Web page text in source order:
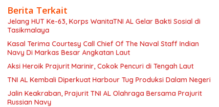
Berita Terkait
Jelang HUT Ke-63, Korps WanitaTNI AL Gelar Bakti Sosial di
Tasikmalaya
Kasal Terima Courtesy Call Chief Of The Naval Staff Indian
Navy Di Markas Besar Angkatan Laut
Aksi Heroik Prajurit Marinir, Cokok Pencuri di Tengah Laut
TNI AL Kembali Diperkuat Harbour Tug Produksi Dalam Negeri
Jalin Keakraban, Prajurit TNI AL Olahraga Bersama Prajurit
Russian Navy